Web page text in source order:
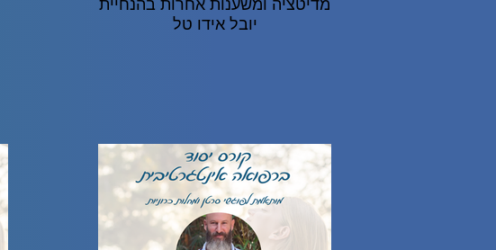
מדיטציה ומשענות אחרות בהנחיית
יובל אידו טל